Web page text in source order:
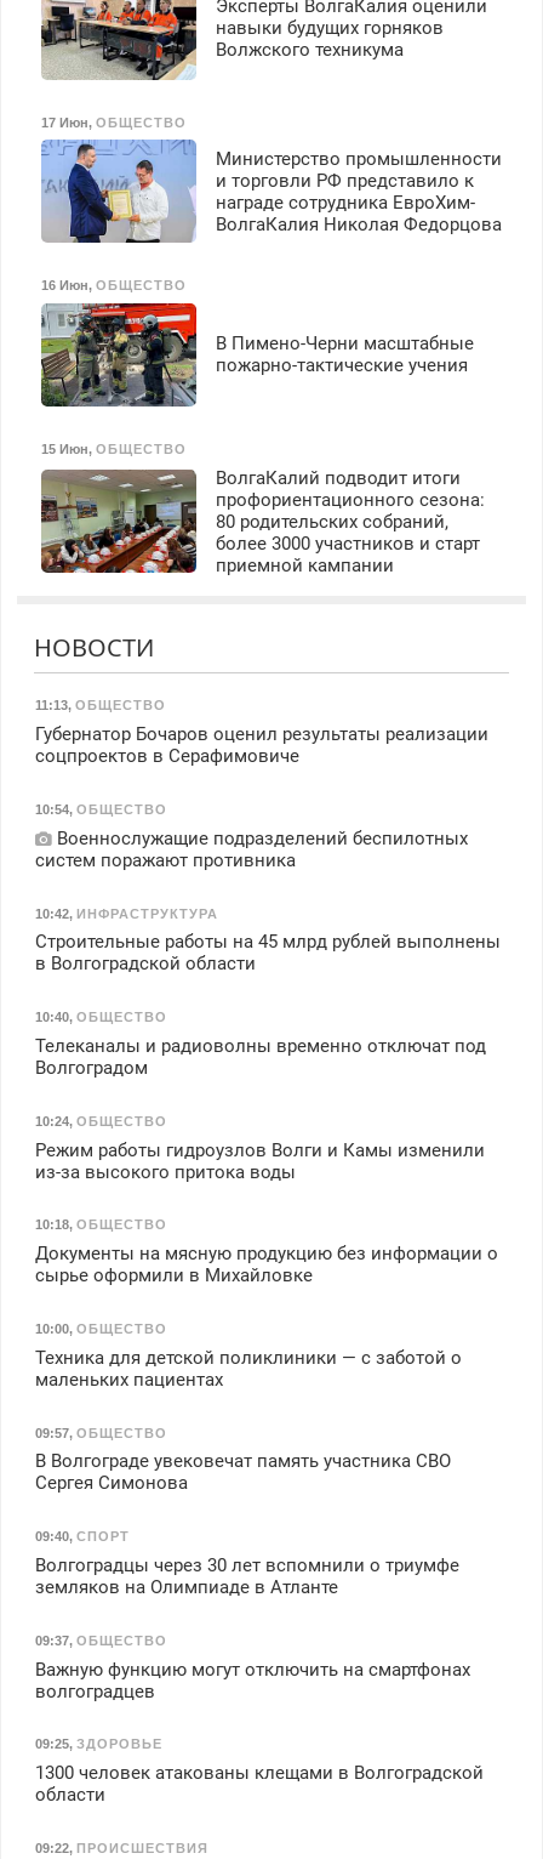
Эксперты ВолгаКалия оценили
навыки будущих горняков
Волжского техникума
17 Июн, ОБЩЕСТВО
Министерство промышленности
и торговли РФ представило к
награде сотрудника ЕвроХим-
ВолгаКалия Николая Федорцова
16 Июн, ОБЩЕСТВО
В Пимено-Черни масштабные
пожарно-тактические учения
15 Июн, ОБЩЕСТВО
ВолгаКалий подводит итоги
профориентационного сезона:
80 родительских собраний,
более 3000 участников и старт
приемной кампании
НОВОСТИ
11:13, ОБЩЕСТВО
Губернатор Бочаров оценил результаты реализации
соцпроектов в Серафимовиче
10:54, ОБЩЕСТВО
Военнослужащие подразделений беспилотных
систем поражают противника
10:42, ИНФРАСТРУКТУРА
Строительные работы на 45 млрд рублей выполнены
в Волгоградской области
10:40, ОБЩЕСТВО
Телеканалы и радиоволны временно отключат под
Волгоградом
10:24, ОБЩЕСТВО
Режим работы гидроузлов Волги и Камы изменили
из-за высокого притока воды
10:18, ОБЩЕСТВО
Документы на мясную продукцию без информации о
сырье оформили в Михайловке
10:00, ОБЩЕСТВО
Техника для детской поликлиники — с заботой о
маленьких пациентах
09:57, ОБЩЕСТВО
В Волгограде увековечат память участника СВО
Сергея Симонова
09:40, СПОРТ
Волгоградцы через 30 лет вспомнили о триумфе
земляков на Олимпиаде в Атланте
09:37, ОБЩЕСТВО
Важную функцию могут отключить на смартфонах
волгоградцев
09:25, ЗДОРОВЬЕ
1300 человек атакованы клещами в Волгоградской
области
09:22, ПРОИСШЕСТВИЯ